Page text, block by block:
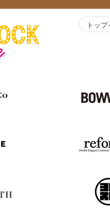
トッ